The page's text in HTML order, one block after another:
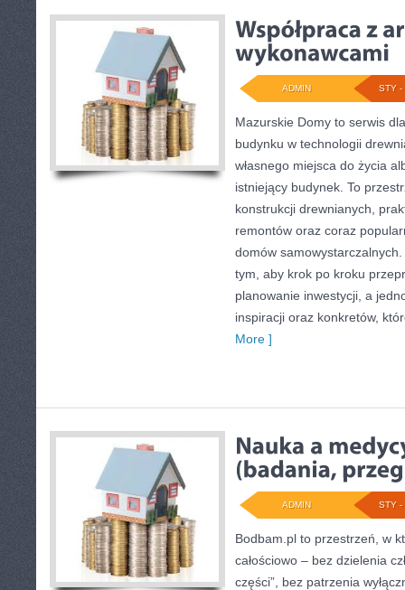
STY -
ADMIN
Mazurskie Domy to serwis
budynku w technologii
własnego miejsca do życia
istniejący budynek. To
konstrukcji drewnianych,
remontów oraz coraz
domów
tym, aby krok po kroku
planowanie inwestycji, a
inspiracji oraz konkretów,
More ]
STY -
ADMIN
Bodbam.pl to przestrzeń, w
całościowo – bez dzielenia
części”, bez patrzenia